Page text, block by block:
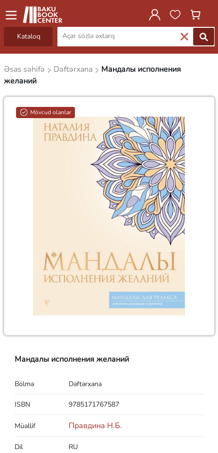
Kataloq
Əsas səhifə Dəftərxana
Мандалы исполнения
желаний
Mövcud olanlar
Мандалы исполнения желаний
Bölmə Dəftərxana
ISBN 9785171767587
Müəllif Правдина Н.Б.
Dil RU